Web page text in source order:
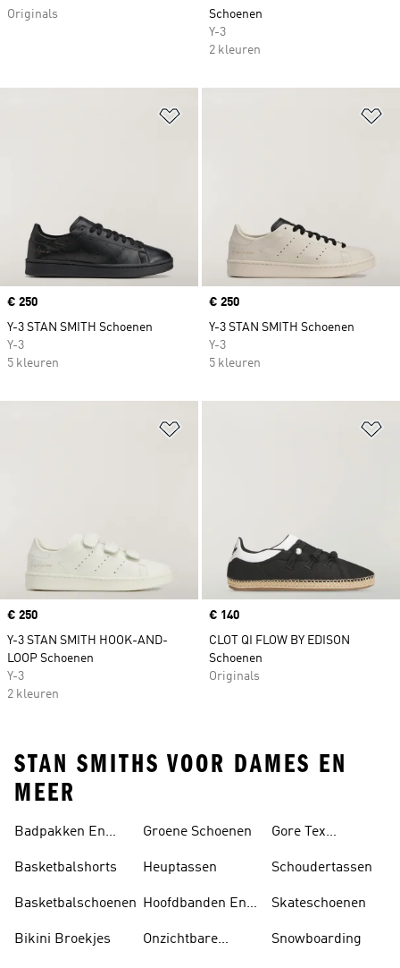
Originals
Schoenen
Y-3
2 kleuren
Price
€ 250
Y-3 STAN SMITH Schoenen
Y-3
5 kleuren
Price
€ 250
Y-3 STAN SMITH Schoenen
Y-3
5 kleuren
Price
€ 250
Y-3 STAN SMITH HOOK-AND-
LOOP Schoenen
Y-3
2 kleuren
Price
€ 140
CLOT QI FLOW BY EDISON
Schoenen
Originals
STAN SMITHS VOOR DAMES EN
MEER
Badpakken En
Basketbalshorts
Basketbalschoenen
Bikini Broekjes
Groene Schoenen
Heuptassen
Hoofdbanden En
Onzichtbare
Gore Tex
Schoudertassen
Skateschoenen
Snowboarding